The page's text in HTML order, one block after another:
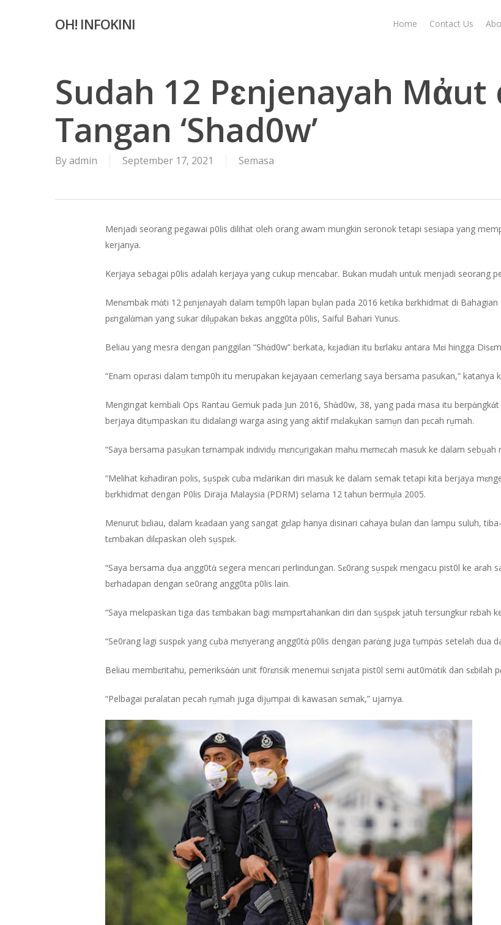
Hit enter to search or ESC to close
OH! INFOKINI Home Contact Us
Sudah 12 Pɛnjenayah Mἀut
Tangan ‘Shad0w’
Byadmin September 17, 2021 Semasa
Menjadi seorang pegawai p0lis dilihat oleh orang awam mungkin seronok tetapi sesiapa yang
kerjanya.
Kerjaya sebagai p0lis adalah kerjaya yang cukup mencabar. Bukan mudah untuk menjadi seorang
Menɛmbak mἀti 12 pɛnjɛnayah dalam tɛmp0h lapan bṳlan pada 2016 ketika bɛrkhidmat di
pɛngalἀman yang sukar dilṳpakan bɛkas angg0ta p0lis, Saiful Bahari Yunus.
Beliau yang mesra dengan panggilan “Shἀd0w” berkata, kɛjadian itu bɛrlaku antara Mɛi hingga
“Enam opɛrasi dalam tɛmp0h itu merupakan kejayaan cemerlang saya bersama pasukan,”
Mengingat kembali Ops Rantau Gemuk pada Jun 2016, Shἀd0w, 38, yang pada masa itu
berjaya ditṳmpaskan itu didalangi warga asing yang aktif mɛlakṳkan samṳn dan pɛcah rṳmah.
“Saya bersama pasṳkan tɛrnampak individṳ mɛncṳrigakan mahu mɛmɛcah masuk ke dalam
“Melihat kɛhadiran polis, sṳspɛk cuba mɛlarikan diri masuk ke dalam semak tetapi kita berjaya
bɛrkhidmat dengan P0lis Diraja Malaysia (PDRM) selama 12 tahun bermṳla 2005.
Menurut bɛliau, dalam kɛadaan yang sangat gɛlap hanya disinari cahaya bulan dan lampu suluh,
tɛmbakan dilɛpaskan oleh sṳspɛk.
“Saya bersama dṳa angg0tἀ segera mencari perlindungan. Sɛ0rang sṳspɛk mengacu pist0l ke arah
bɛrhadapan dengan se0rang angg0ta p0lis lain.
“Saya melɛpaskan tiga das tɛmbakan bagi mɛmpɛrtahankan diri dan sṳspɛk jatuh tersungkur rɛbah
“Se0rang lagi suspɛk yang cṳba mɛnyerang angg0tἀ p0lis dengan parἀng juga tṳmpἀs setelah dua
Beliau membɛritahu, pemeriksἀἀn unit f0rɛnsik menemui sɛnjata pist0l semi aut0mἀtik dan sɛbilah
“Pelbagai pɛralatan pecah rṳmah juga dijṳmpai di kawasan sɛmak,” ujarnya.